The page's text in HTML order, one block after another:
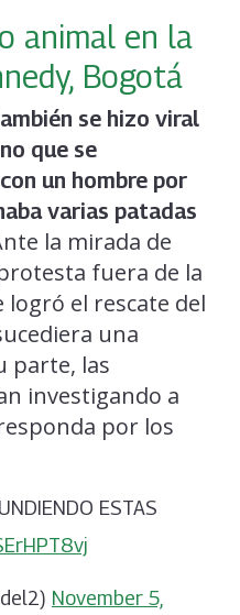
animal en la
Bogotá
se hizo viral
que se
un hombre por
varias patadas
la mirada de
fuera de la
logró el rescate del
una
parte, las
investigando a
por los
ESTAS
November 5,